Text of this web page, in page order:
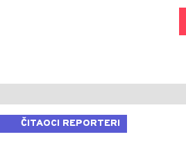
ČITAOCI REPORTERI